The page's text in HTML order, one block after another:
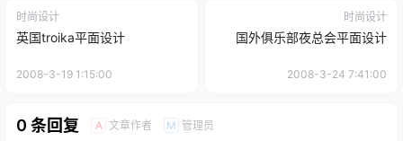
时尚设计
英国troika平面设计
2008-3-19 1:15:00
时尚设计
国外俱乐部夜总会平面设计
2008-3-24 7:41:00
0 条回复 A 文章作者 M 管理员